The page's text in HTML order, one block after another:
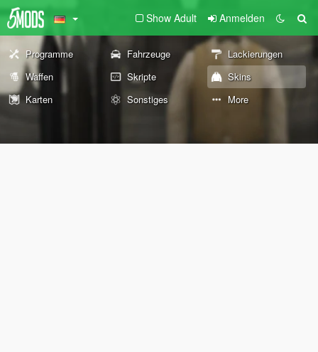
Show Adult Anmelden
Programme Fahrzeuge
Lackierungen
Waffen
Skripte
Skins
Karten
Sonstiges More